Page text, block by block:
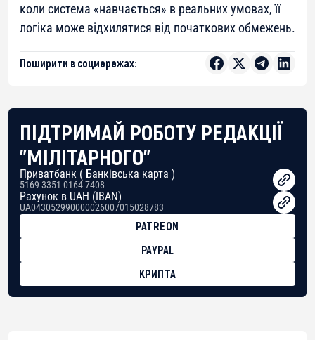
коли система «навчається» в реальних умовах, її
логіка може відхилятися від початкових обмежень.
Поширити в соцмережах:
ПІДТРИМАЙ РОБОТУ РЕДАКЦІЇ
"МІЛІТАРНОГО"
Приватбанк ( Банківська карта )
5169 3351 0164 7408
Рахунок в UAH (IBAN)
UA043052990000026007015028783
PATREON
PAYPAL
КРИПТА